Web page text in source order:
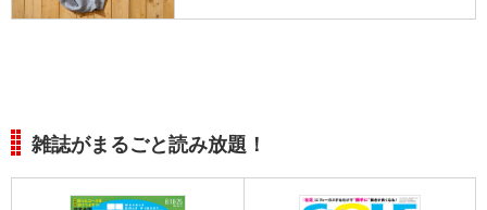
雑誌がまるごと読み放題！